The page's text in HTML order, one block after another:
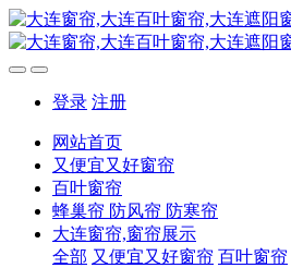
登录 注册
网站首页
又便宜又好窗帘
百叶窗帘
蜂巢帘 防风帘 防寒帘
大连窗帘,窗帘展示
全部 又便宜又好窗帘 百叶窗帘